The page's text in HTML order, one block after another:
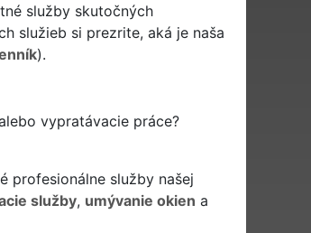
služby skutočných
služieb si prezrite, aká je naša
).
vypratávacie práce?
profesionálne služby našej
služby, umývanie okien a